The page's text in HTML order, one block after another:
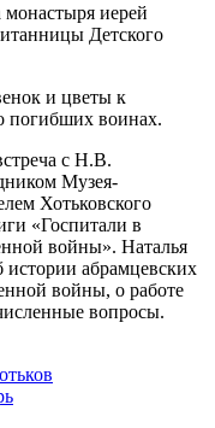
иерей
Детского
и цветы к
погибших воинах.
с Н.В.
Музея-
Хотьковского
«Госпитали в
войны». Наталья
истории абрамцевских
войны, о работе
вопросы.